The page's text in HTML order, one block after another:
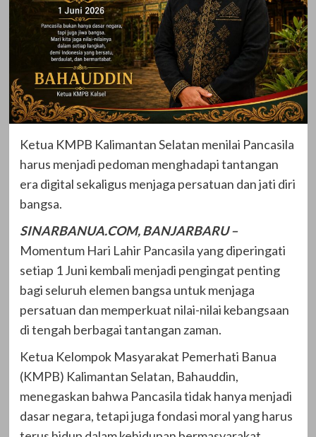
Ketua KMPB Kalimantan Selatan menilai Pancasila
harus menjadi pedoman menghadapi tantangan
era digital sekaligus menjaga persatuan dan jati diri
bangsa.
SINARBANUA.COM, BANJARBARU –
Momentum Hari Lahir Pancasila yang diperingati
setiap 1 Juni kembali menjadi pengingat penting
bagi seluruh elemen bangsa untuk menjaga
persatuan dan memperkuat nilai-nilai kebangsaan
di tengah berbagai tantangan zaman.
Ketua Kelompok Masyarakat Pemerhati Banua
(KMPB) Kalimantan Selatan, Bahauddin,
menegaskan bahwa Pancasila tidak hanya menjadi
dasar negara, tetapi juga fondasi moral yang harus